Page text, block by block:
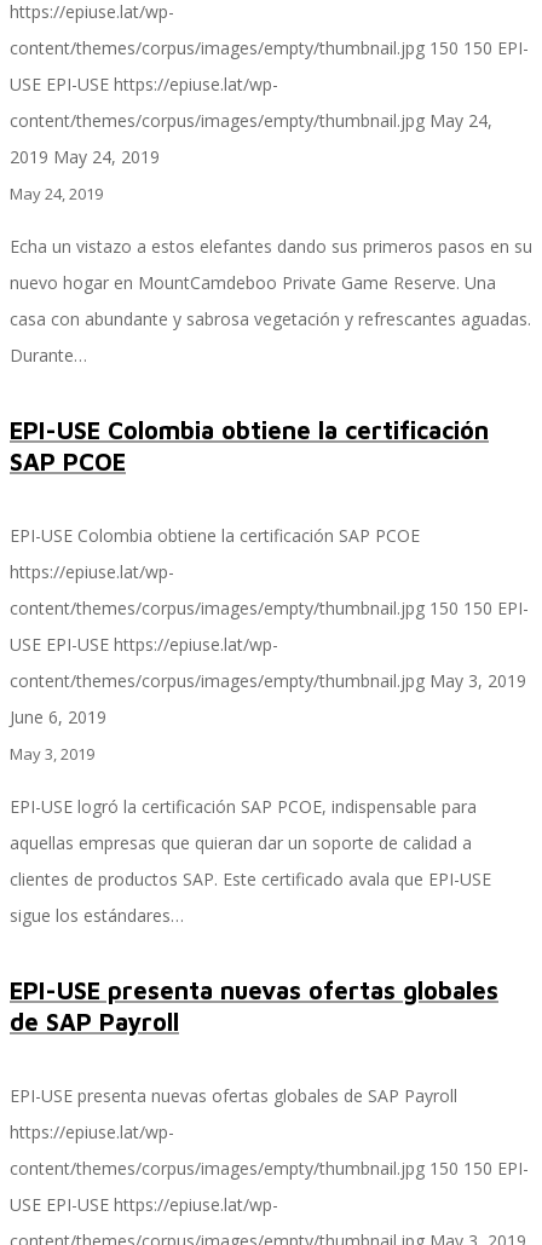
SAP SuccessFactors Training Education
SAP Time & Attendance by Workforce Software
SAP Time and Attendance
SAP Travel OnDemand
SAP Onpremise Servicios y Productos
Gestión de Capital Humano SAP
SAP S/4 HANA Finanzas
https://epiuse.lat/wp-
content/themes/corpus/images/empty/thumbnail.jpg 150 150 EPI-
USE EPI-USE https://epiuse.lat/wp-
content/themes/corpus/images/empty/thumbnail.jpg May 24,
2019 May 24, 2019
May 24, 2019
Echa un vistazo a estos elefantes dando sus primeros pasos en su
nuevo hogar en MountCamdeboo Private Game Reserve. Una
casa con abundante y sabrosa vegetación y refrescantes aguadas.
Durante…
EPI-USE Colombia obtiene la certificación
SAP PCOE
EPI-USE Colombia obtiene la certificación SAP PCOE
https://epiuse.lat/wp-
content/themes/corpus/images/empty/thumbnail.jpg 150 150 EPI-
USE EPI-USE https://epiuse.lat/wp-
content/themes/corpus/images/empty/thumbnail.jpg May 3, 2019
June 6, 2019
May 3, 2019
EPI-USE logró la certificación SAP PCOE, indispensable para
aquellas empresas que quieran dar un soporte de calidad a
clientes de productos SAP. Este certificado avala que EPI-USE
sigue los estándares…
EPI-USE presenta nuevas ofertas globales
de SAP Payroll
EPI-USE presenta nuevas ofertas globales de SAP Payroll
https://epiuse.lat/wp-
content/themes/corpus/images/empty/thumbnail.jpg 150 150 EPI-
USE EPI-USE https://epiuse.lat/wp-